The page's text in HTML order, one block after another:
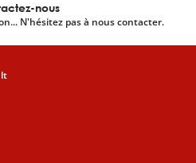
nous
N'hésitez pas à nous contacter.